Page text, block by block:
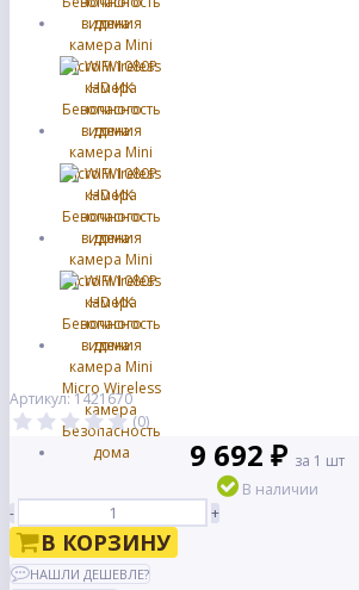
Артикул: 1421670
(0)
9 692 ₽ за 1 шт
В наличии
-
+
В КОРЗИНУ
НАШЛИ ДЕШЕВЛЕ?